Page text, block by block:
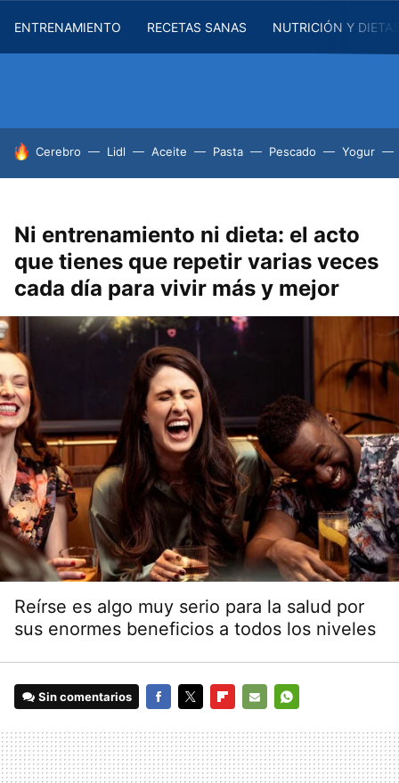
ENTRENAMIENTO RECETAS SANAS NUTRICIÓN Y
HOY SE HABLA DE
Cerebro Lidl Aceite Pasta Pescado Yogur
Ni entrenamiento ni dieta: el acto
que tienes que repetir varias veces
cada día para vivir más y mejor
Reírse es algo muy serio para la salud por
sus enormes beneficios a todos los niveles
Sin comentarios
MAIL